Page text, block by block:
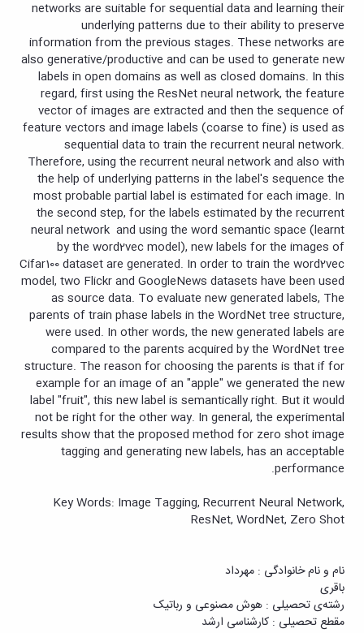
networks are suitable for sequential data and learning their
underlying patterns due to their ability to preserve
information from the previous stages. These networks are
also generative/productive and can be used to generate new
labels in open domains as well as closed domains. In this
regard, first using the ResNet neural network, the feature
vector of images are extracted and then the sequence of
feature vectors and image labels (coarse to fine) is used as
sequential data to train the recurrent neural network.
Therefore, using the recurrent neural network and also with
the help of underlying patterns in the label's sequence the
most probable partial label is estimated for each image. In
the second step, for the labels estimated by the recurrent
neural network and using the word semantic space (learnt
by the word2vec model), new labels for the images of
Cifar100 dataset are generated. In order to train the word2vec
model, two Flickr and GoogleNews datasets have been used
as source data. To evaluate new generated labels, The
parents of train phase labels in the WordNet tree structure,
were used. In other words, the new generated labels are
compared to the parents acquired by the WordNet tree
structure. The reason for choosing the parents is that if for
example for an image of an "apple" we generated the new
label "fruit", this new label is semantically right. But it would
not be right for the other way. In general, the experimental
results show that the proposed method for zero shot image
tagging and generating new labels, has an acceptable
performance
.
Key Words: Image Tagging, Recurrent Neural Network,
ResNet, WordNet, Zero Shot
نام و نام خانوادگی : مهرداد
باقری
رشته‌ی تحصیلی : هوش مصنوعی و رباتیک
مقطع تحصیلی : کارشناسی ارشد